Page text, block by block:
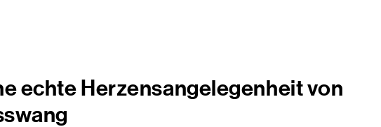
echte Herzensangelegenheit von